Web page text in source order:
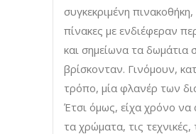
συγκεκριμένη πινακοθήκη,
πίνακες με ενδιέφεραν
και σημείωνα τα δωμάτια
βρίσκονταν. Γινόμουν,
τρόπο, μία φλανέρ των
Έτσι όμως, είχα χρόνο
τα χρώματα, τις τεχνικές,